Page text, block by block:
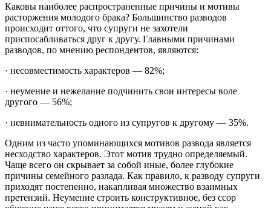
Каковы наиболее распространенные причины и мотивы
расторжения молодого брака? Большинство разводов
происходит оттого, что супруги не захотели
приспосабливаться друг к другу. Главными причинами
разводов, по мнению респондентов, являются:
· несовместимость характеров — 82%;
· неумение и нежелание подчинить свои интересы воле
другого — 56%;
· невнимательность одного из супругов к другому — 35%.
Одним из часто упоминающихся мотивов развода является
несходство характеров. Этот мотив трудно определяемый.
Чаще всего он скрывает за собой иные, более глубокие
причины семейного разлада. Как правило, к разводу супруги
приходят постепенно, накапливая множество взаимных
претензий. Неумение строить конструктивное, без ссор